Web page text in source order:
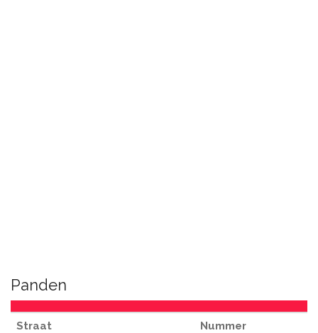
Panden
Straat Nummer